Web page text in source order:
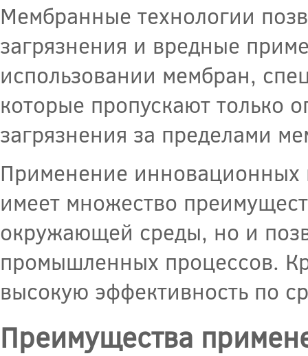
Мембранные технологии
загрязнения и вредные
использовании мембран,
которые пропускают только
загрязнения за пределами
Применение инновационных
имеет множество
окружающей среды, но и
промышленных процессов.
высокую эффективность по
Преимущества